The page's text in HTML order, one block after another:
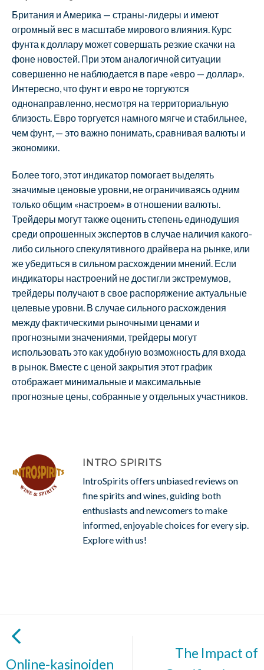
Британия и Америка — страны-лидеры и имеют
огромный вес в масштабе мирового влияния. Курс
фунта к доллару может совершать резкие скачки на
фоне новостей. При этом аналогичной ситуации
совершенно не наблюдается в паре «евро — доллар».
Интересно, что фунт и евро не торгуются
однонаправленно, несмотря на территориальную
близость. Евро торгуется намного мягче и стабильнее,
чем фунт, — это важно понимать, сравнивая валюты и
экономики.
Более того, этот индикатор помогает выделять
значимые ценовые уровни, не ограничиваясь одним
только общим «настроем» в отношении валюты.
Трейдеры могут также оценить степень единодушия
среди опрошенных экспертов в случае наличия какого-
либо сильного спекулятивного драйвера на рынке, или
же убедиться в сильном расхождении мнений. Если
индикаторы настроений не достигли экстремумов,
трейдеры получают в свое распоряжение актуальные
целевые уровни. В случае сильного расхождения
между фактическими рыночными ценами и
прогнозными значениями, трейдеры могут
использовать это как удобную возможность для входа
в рынок. Вместе с ценой закрытия этот график
отображает минимальные и максимальные
прогнозные цены, собранные у отдельных участников.
INTRO SPIRITS
IntroSpirits offers unbiased reviews on
fine spirits and wines, guiding both
enthusiasts and newcomers to make
informed, enjoyable choices for every sip.
Explore with us!
Online-kasinoiden
The Impact of